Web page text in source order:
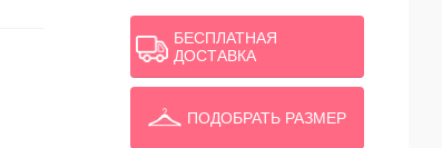
БЕСПЛАТНАЯ
ДОСТАВКА
ПОДОБРАТЬ РАЗМЕР